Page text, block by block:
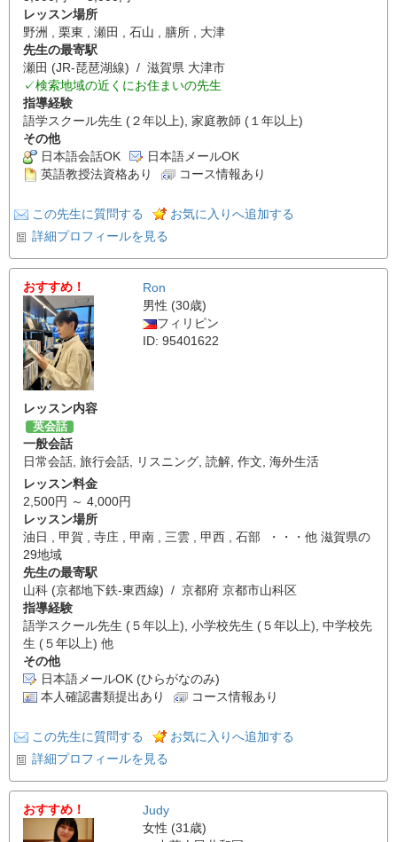
レッスン場所
野洲 , 栗東 , 瀬田 , 石山 , 膳所 , 大津
先生の最寄駅
瀬田 (JR-琵琶湖線) / 滋賀県 大津市
✓検索地域の近くにお住まいの先生
指導経験
語学スクール先生 (２年以上), 家庭教師 (１年以上)
その他
日本語会話OK
日本語メールOK
英語教授法資格あり
コース情報あり
この先生に質問する
お気に入りへ追加する
詳細プロフィールを見る
おすすめ！
Ron
男性 (30歳)
フィリピン
ID: 95401622
レッスン内容
英会話
一般会話
日常会話 旅行会話 リスニング 読解 作文 海外生活
レッスン料金
2,500円 ～ 4,000円
レッスン場所
油日 , 甲賀 , 寺庄 , 甲南 , 三雲 , 甲西 , 石部 ・・・他 滋賀県の
29地域
先生の最寄駅
山科 (京都地下鉄-東西線) / 京都府 京都市山科区
指導経験
語学スクール先生 (５年以上), 小学校先生 (５年以上), 中学校先
生 (５年以上) 他
その他
日本語メールOK (ひらがなのみ)
本人確認書類提出あり
コース情報あり
この先生に質問する
お気に入りへ追加する
詳細プロフィールを見る
おすすめ！
Judy
女性 (31歳)